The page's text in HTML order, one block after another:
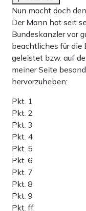
Nun macht doch
Der Mann hat seit
Bundeskanzler vor
beachtliches für die
geleistet bzw. auf
meiner Seite
hervorzuheben:
Pkt. 1
Pkt. 2
Pkt. 3
Pkt. 4
Pkt. 5
Pkt. 6
Pkt. 7
Pkt. 8
Pkt. 9
Pkt. ff